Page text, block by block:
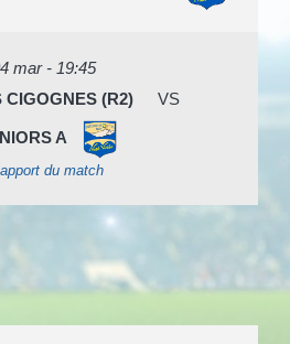
mar - 19:45
CIGOGNES (R2)
VS
A
du match